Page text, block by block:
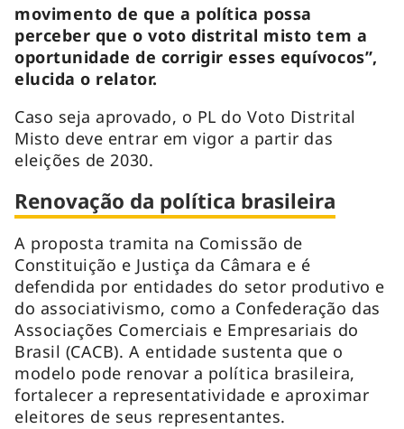
movimento de que a política possa
perceber que o voto distrital misto tem a
oportunidade de corrigir esses equívocos”,
elucida o relator.
Caso seja aprovado, o PL do Voto Distrital
Misto deve entrar em vigor a partir das
eleições de 2030.
Renovação da política brasileira
A proposta tramita na Comissão de
Constituição e Justiça da Câmara e é
defendida por entidades do setor produtivo e
do associativismo, como a Confederação das
Associações Comerciais e Empresariais do
Brasil (CACB). A entidade sustenta que o
modelo pode renovar a política brasileira,
fortalecer a representatividade e aproximar
eleitores de seus representantes.